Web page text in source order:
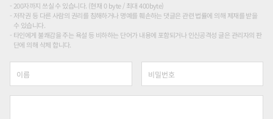
200자까지 쓰실 수 있습니다. (현재 0 byte / 최대 400byte)
저작권 등 다른 사람의 권리를 침해하거나 명예를 훼손하는 댓글은 관련 법률에 의해 제재를 받을
수 있습니다.
타인에게 불쾌감을 주는 욕설 등 비하하는 단어가 내용에 포함되거나 인신공격성 글은 관리자의 판
단에 의해 삭제 합니다.